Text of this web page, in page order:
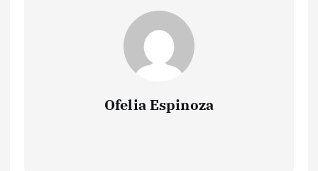
Ofelia Espinoza